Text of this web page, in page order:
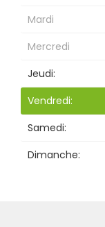
Mardi
Mercredi
Jeudi:
Vendredi:
Samedi:
Dimanche: